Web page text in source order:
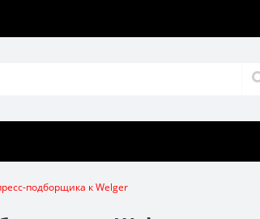
подборщика к Welger